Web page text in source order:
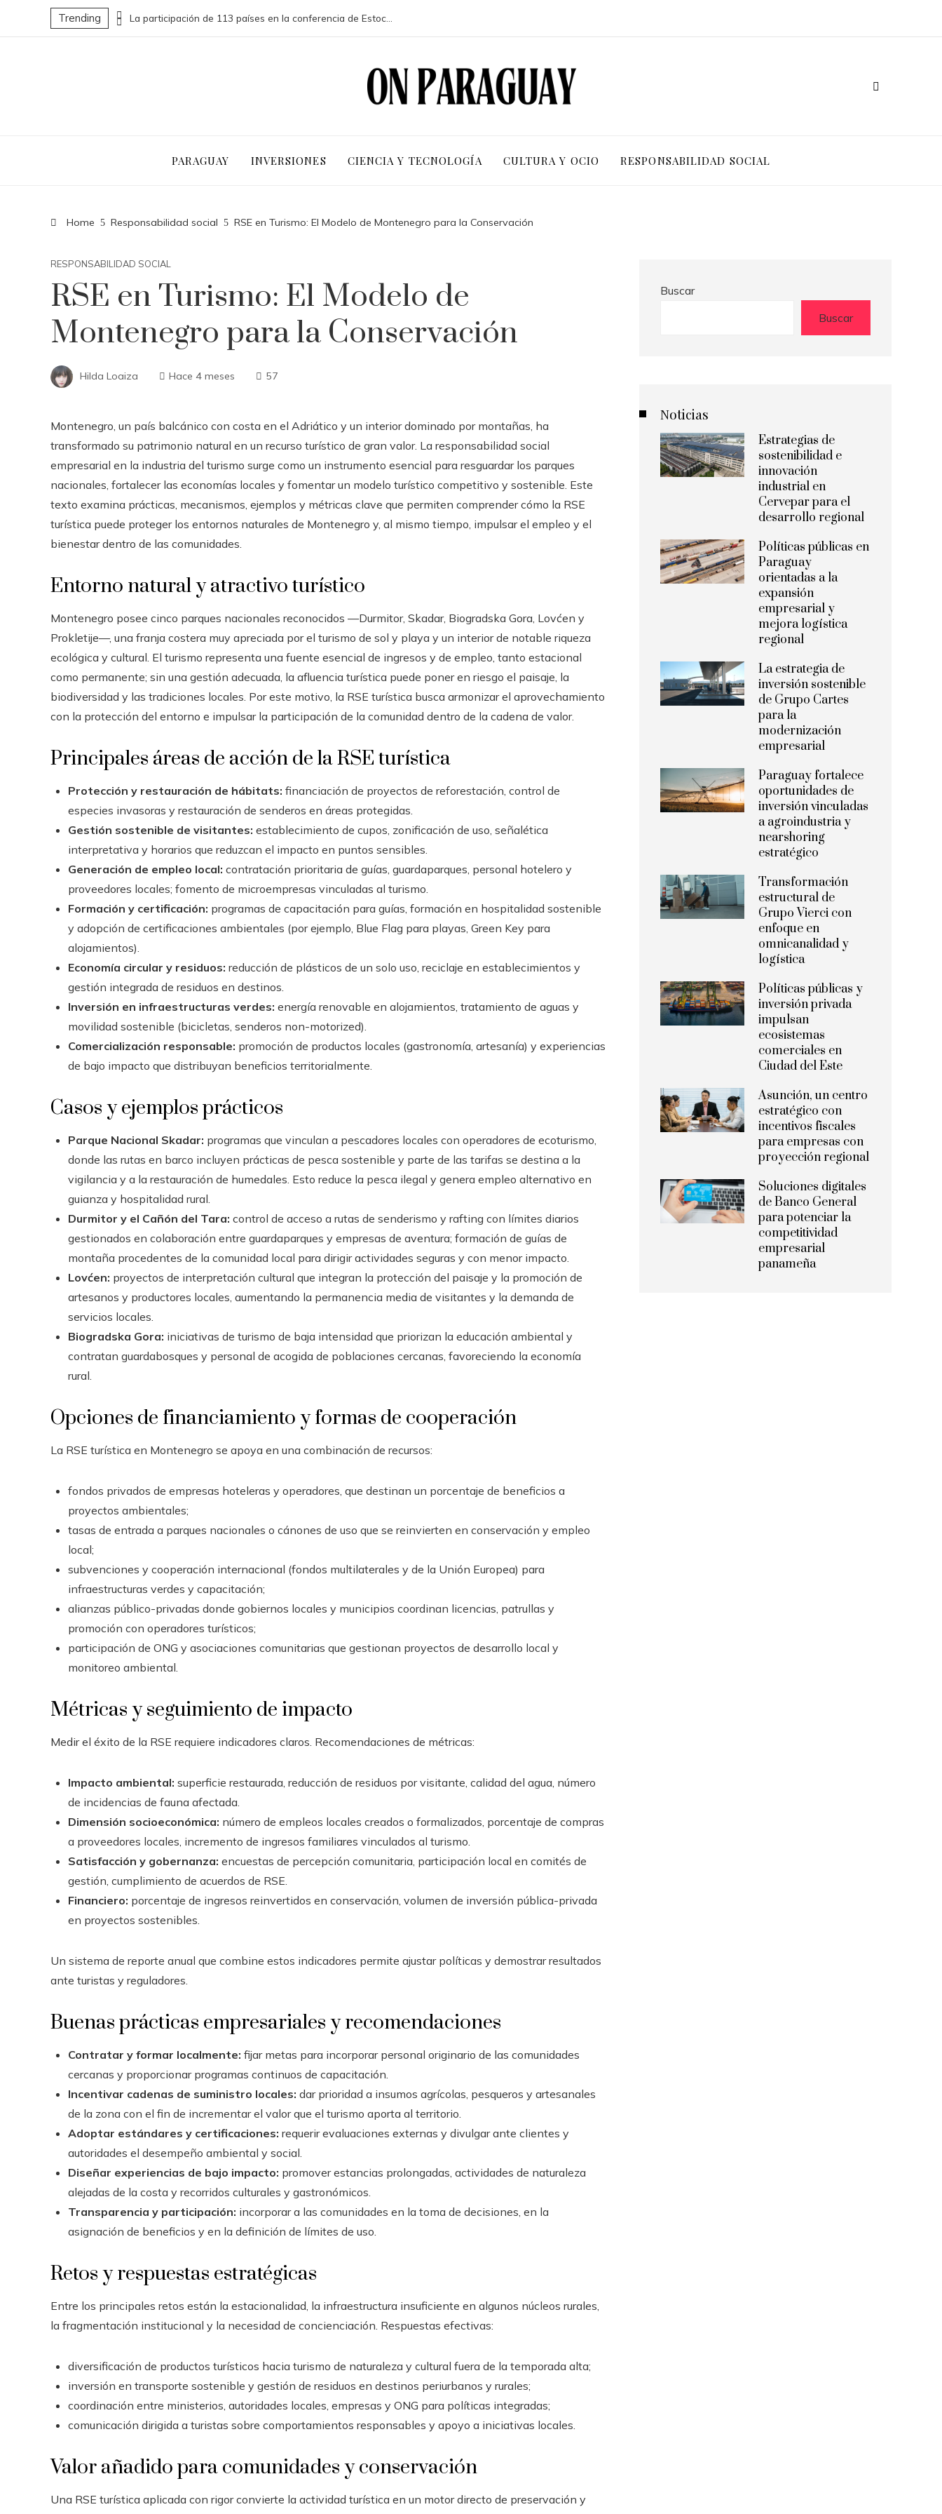
Trending Las 15 donaciones individuales más grandes que impulsaron cambios sociales significativos
PARAGUAY INVERSIONES CIENCIA Y TECNOLOGÍA CULTURA Y OCIO RESPONSABILIDAD SOCIAL
Home Responsabilidad social RSE en Turismo: El Modelo de Montenegro para la Conservación
RESPONSABILIDAD SOCIAL
RSE en Turismo: El Modelo de
Montenegro para la Conservación
Hilda Loaiza Hace 4 meses 57
Montenegro, un país balcánico con costa en el Adriático y un interior dominado por montañas, ha
transformado su patrimonio natural en un recurso turístico de gran valor. La responsabilidad social
empresarial en la industria del turismo surge como un instrumento esencial para resguardar los parques
nacionales, fortalecer las economías locales y fomentar un modelo turístico competitivo y sostenible. Este
texto examina prácticas, mecanismos, ejemplos y métricas clave que permiten comprender cómo la RSE
turística puede proteger los entornos naturales de Montenegro y, al mismo tiempo, impulsar el empleo y el
bienestar dentro de las comunidades.
Entorno natural y atractivo turístico
Montenegro posee cinco parques nacionales reconocidos —Durmitor, Skadar, Biogradska Gora, Lovćen y
Prokletije—, una franja costera muy apreciada por el turismo de sol y playa y un interior de notable riqueza
ecológica y cultural. El turismo representa una fuente esencial de ingresos y de empleo, tanto estacional
como permanente; sin una gestión adecuada, la afluencia turística puede poner en riesgo el paisaje, la
biodiversidad y las tradiciones locales. Por este motivo, la RSE turística busca armonizar el aprovechamiento
con la protección del entorno e impulsar la participación de la comunidad dentro de la cadena de valor.
Principales áreas de acción de la RSE turística
Protección y restauración de hábitats: financiación de proyectos de reforestación, control de
especies invasoras y restauración de senderos en áreas protegidas.
Gestión sostenible de visitantes: establecimiento de cupos, zonificación de uso, señalética
interpretativa y horarios que reduzcan el impacto en puntos sensibles.
Generación de empleo local: contratación prioritaria de guías, guardaparques, personal hotelero y
proveedores locales; fomento de microempresas vinculadas al turismo.
Formación y certificación: programas de capacitación para guías, formación en hospitalidad sostenible
y adopción de certificaciones ambientales (por ejemplo, Blue Flag para playas, Green Key para
alojamientos).
Economía circular y residuos: reducción de plásticos de un solo uso, reciclaje en establecimientos y
gestión integrada de residuos en destinos.
Inversión en infraestructuras verdes: energía renovable en alojamientos, tratamiento de aguas y
movilidad sostenible (bicicletas, senderos non-motorized).
Comercialización responsable: promoción de productos locales (gastronomía, artesanía) y experiencias
de bajo impacto que distribuyan beneficios territorialmente.
Casos y ejemplos prácticos
Parque Nacional Skadar: programas que vinculan a pescadores locales con operadores de ecoturismo,
donde las rutas en barco incluyen prácticas de pesca sostenible y parte de las tarifas se destina a la
vigilancia y a la restauración de humedales. Esto reduce la pesca ilegal y genera empleo alternativo en
guianza y hospitalidad rural.
Durmitor y el Cañón del Tara: control de acceso a rutas de senderismo y rafting con límites diarios
gestionados en colaboración entre guardaparques y empresas de aventura; formación de guías de
montaña procedentes de la comunidad local para dirigir actividades seguras y con menor impacto.
Lovćen: proyectos de interpretación cultural que integran la protección del paisaje y la promoción de
artesanos y productores locales, aumentando la permanencia media de visitantes y la demanda de
servicios locales.
Biogradska Gora: iniciativas de turismo de baja intensidad que priorizan la educación ambiental y
contratan guardabosques y personal de acogida de poblaciones cercanas, favoreciendo la economía
rural.
Opciones de financiamiento y formas de cooperación
La RSE turística en Montenegro se apoya en una combinación de recursos:
fondos privados de empresas hoteleras y operadores, que destinan un porcentaje de beneficios a
proyectos ambientales;
tasas de entrada a parques nacionales o cánones de uso que se reinvierten en conservación y empleo
local;
subvenciones y cooperación internacional (fondos multilaterales y de la Unión Europea) para
infraestructuras verdes y capacitación;
alianzas público-privadas donde gobiernos locales y municipios coordinan licencias, patrullas y
promoción con operadores turísticos;
participación de ONG y asociaciones comunitarias que gestionan proyectos de desarrollo local y
monitoreo ambiental.
Métricas y seguimiento de impacto
Medir el éxito de la RSE requiere indicadores claros. Recomendaciones de métricas:
Impacto ambiental: superficie restaurada, reducción de residuos por visitante, calidad del agua, número
de incidencias de fauna afectada.
Dimensión socioeconómica: número de empleos locales creados o formalizados, porcentaje de compras
a proveedores locales, incremento de ingresos familiares vinculados al turismo.
Satisfacción y gobernanza: encuestas de percepción comunitaria, participación local en comités de
gestión, cumplimiento de acuerdos de RSE.
Financiero: porcentaje de ingresos reinvertidos en conservación, volumen de inversión pública-privada
en proyectos sostenibles.
Un sistema de reporte anual que combine estos indicadores permite ajustar políticas y demostrar resultados
ante turistas y reguladores.
Buenas prácticas empresariales y recomendaciones
Contratar y formar localmente: fijar metas para incorporar personal originario de las comunidades
cercanas y proporcionar programas continuos de capacitación.
Incentivar cadenas de suministro locales: dar prioridad a insumos agrícolas, pesqueros y artesanales
de la zona con el fin de incrementar el valor que el turismo aporta al territorio.
Adoptar estándares y certificaciones: requerir evaluaciones externas y divulgar ante clientes y
autoridades el desempeño ambiental y social.
Diseñar experiencias de bajo impacto: promover estancias prolongadas, actividades de naturaleza
alejadas de la costa y recorridos culturales y gastronómicos.
Transparencia y participación: incorporar a las comunidades en la toma de decisiones, en la
asignación de beneficios y en la definición de límites de uso.
Retos y respuestas estratégicas
Entre los principales retos están la estacionalidad, la infraestructura insuficiente en algunos núcleos rurales,
la fragmentación institucional y la necesidad de concienciación. Respuestas efectivas:
diversificación de productos turísticos hacia turismo de naturaleza y cultural fuera de la temporada alta;
inversión en transporte sostenible y gestión de residuos en destinos periurbanos y rurales;
coordinación entre ministerios, autoridades locales, empresas y ONG para políticas integradas;
comunicación dirigida a turistas sobre comportamientos responsables y apoyo a iniciativas locales.
Valor añadido para comunidades y conservación
Una RSE turística aplicada con rigor convierte la actividad turística en un motor directo de preservación y
Buscar
Buscar
Noticias
Estrategias de
sostenibilidad e
innovación
industrial en
Cervepar para el
desarrollo regional
Políticas públicas en
Paraguay
orientadas a la
expansión
empresarial y
mejora logística
regional
La estrategia de
inversión sostenible
de Grupo Cartes
para la
modernización
empresarial
Paraguay fortalece
oportunidades de
inversión vinculadas
a agroindustria y
nearshoring
estratégico
Transformación
estructural de
Grupo Vierci con
enfoque en
omnicanalidad y
logística
Políticas públicas y
inversión privada
impulsan
ecosistemas
comerciales en
Ciudad del Este
Asunción, un centro
estratégico con
incentivos fiscales
para empresas con
proyección regional
Soluciones digitales
de Banco General
para potenciar la
competitividad
empresarial
panameña